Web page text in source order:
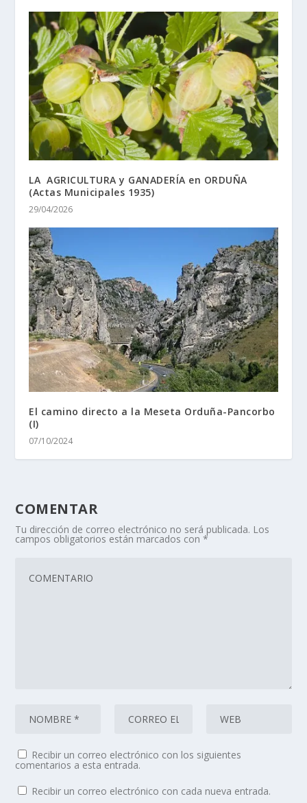
LA AGRICULTURA y GANADERÍA en ORDUÑA
(Actas Municipales 1935)
29/04/2026
El camino directo a la Meseta Orduña-Pancorbo
(I)
07/10/2024
COMENTAR
Tu dirección de correo electrónico no será publicada. Los
campos obligatorios están marcados con*
Recibir un correo electrónico con los siguientes
comentarios a esta entrada.
Recibir un correo electrónico con cada nueva entrada.